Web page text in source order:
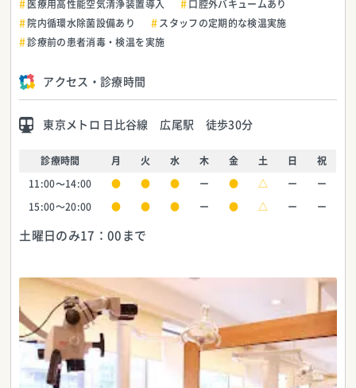
医療用高性能空気清浄装置導入
口腔外バキュームあり
院内循環水除菌設備あり
スタッフの定期的な検温実施
診療前の患者消毒・検温を実施
アクセス・診療時間
東京メトロ 日比谷線 広尾駅 徒歩30分
診療時間 月 火 水 木 金 土 日 祝
11:00～14:00 ● ● ● ー ● △ ー ー
15:00〜20:00 ● ● ● ー ● △ ー ー
土曜日のみ17：00まで